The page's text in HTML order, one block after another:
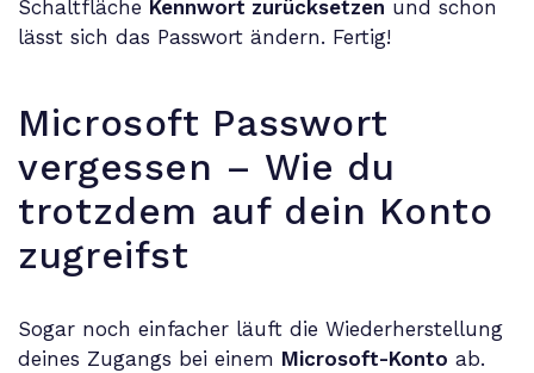
Schaltfläche Kennwort zurücksetzen und schon
lässt sich das Passwort ändern. Fertig!
Microsoft Passwort
vergessen – Wie du
trotzdem auf dein Konto
zugreifst
Sogar noch einfacher läuft die Wiederherstellung
deines Zugangs bei einem Microsoft-Konto ab.